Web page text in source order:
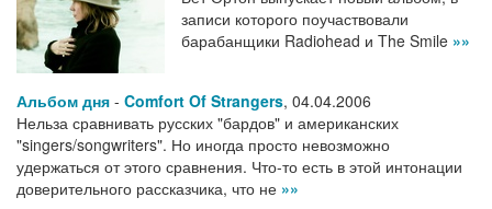
записи которого поучаствовали
барабанщики Radiohead и The Smile »»
Альбом дня - Comfort Of Strangers, 04.04.2006
Нельза сравнивать русских "бардов" и американских
"singers/songwriters". Но иногда просто невозможно
удержаться от этого сравнения. Что-то есть в этой интонации
доверительного рассказчика, что не »»